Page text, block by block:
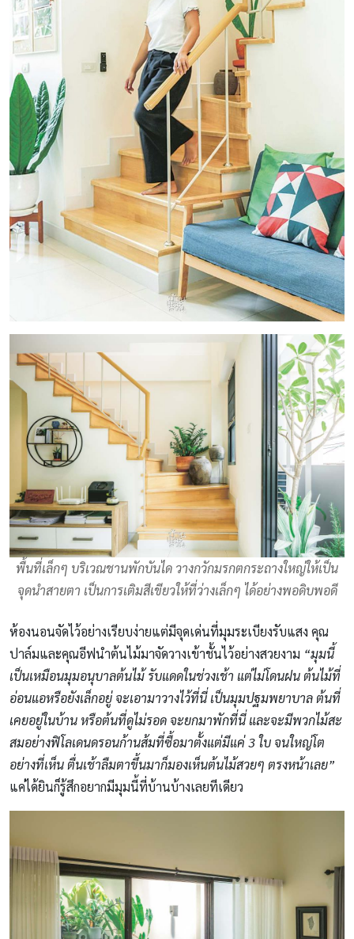
พื้นที่เล็กๆ บริเวณชานพักบันได วางกวักมรกตกระถางใหญ่ให้เป็น
จุดนำสายตา เป็นการเติมสีเขียวให้ที่ว่างเล็กๆ ได้อย่างพอดิบพอดี
ห้องนอนจัดไว้อย่างเรียบง่ายแต่มีจุดเด่นที่มุมระเบียงรับแสง คุณ
ปาล์มและคุณอีฟนำต้นไม้มาจัดวางเข้าชั้นไว้อย่างสวยงาม “มุมนี้
เป็นเหมือนมุมอนุบาลต้นไม้ รับแดดในช่วงเช้า แต่ไม่โดนฝน ต้นไม้ที่
อ่อนแอหรือยังเล็กอยู่ จะเอามาวางไว้ที่นี่ เป็นมุมปฐมพยาบาล ต้นที่
เคยอยู่ในบ้าน หรือต้นที่ดูไม่รอด จะยกมาพักที่นี่ และจะมีพวกไม้สะ
สมอย่างฟิโลเดนดรอนก้านส้มที่ซื้อมาตั้งแต่มีแค่ 3 ใบ จนใหญ่โต
อย่างที่เห็น ตื่นเช้าลืมตาขึ้นมาก็มองเห็นต้นไม้สวยๆ ตรงหน้าเลย”
แค่ได้ยินก็รู้สึกอยากมีมุมนี้ที่บ้านบ้างเลยทีเดียว